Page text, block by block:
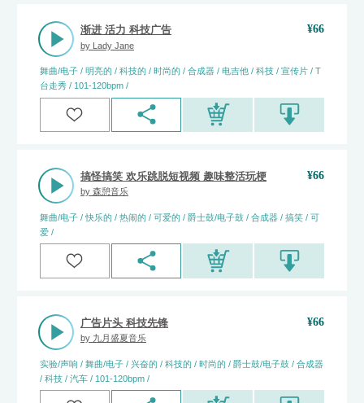
渐进 活力 科技广告
by Lady Jane
¥66
舞曲/电子 / 明亮的 / 科技的 / 时尚的 / 合成器 / 电吉他 / 科技 / 宣传片 / T
台走秀 / 101-120bpm /
搞怪搞笑 欢乐跳脱短视频 趣味整活玩梗
by 森憩音乐
¥66
舞曲/电子 / 快乐的 / 热闹的 / 可爱的 / 爵士鼓/电子鼓 / 合成器 / 搞笑 / 可
爱 /
广告片头 科技先锋
by 九月盛夏音乐
¥66
实验/声响 / 舞曲/电子 / 兴奋的 / 科技的 / 时尚的 / 爵士鼓/电子鼓 / 合成器
/ 科技 / 汽车 / 101-120bpm /